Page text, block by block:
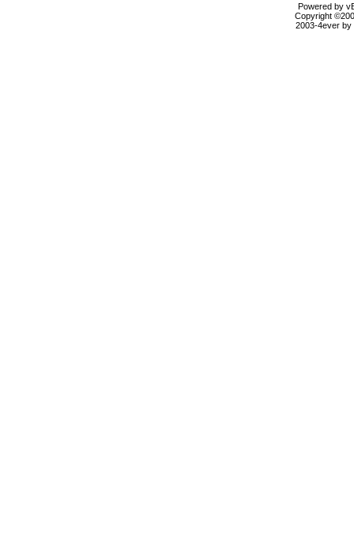
Powered by
Copyright
2003-4ever by